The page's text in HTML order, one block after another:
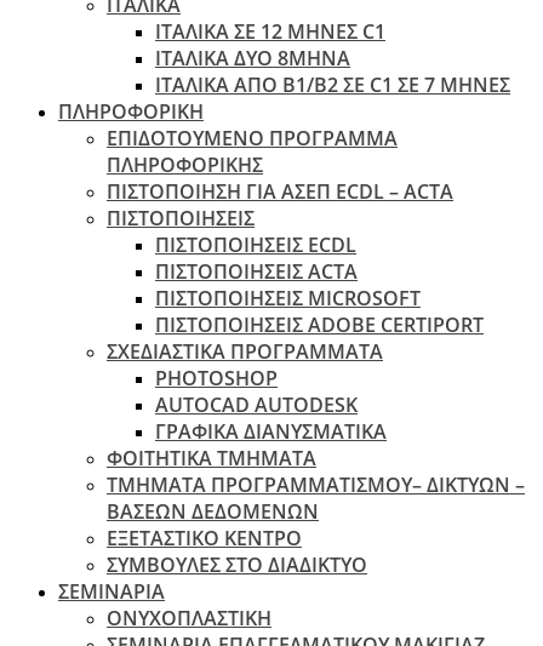
ΙΤΑΛΙΚΑ ΣΕ 12 ΜΗΝΕΣ C1
ΙΤΑΛΙΚΑ ΔΥΟ 8ΜΗΝΑ
ΙΤΑΛΙΚΑ ΑΠΌ B1/B2 ΣΕ C1 ΣΕ 7 ΜΉΝΕΣ
ΠΛΗΡΟΦΟΡΙΚΗ
ΕΠΙΔΟΤΟΥΜΕΝΟ ΠΡΟΓΡΑΜΜΑ
ΠΛΗΡΟΦΟΡΙΚΗΣ
ΠIΣΤΟΠΟΙΗΣΗ ΓΙΑ ΑΣΕΠ ECDL – ACTA
ΠΙΣΤΟΠΟΙΗΣΕΙΣ
ΠΙΣΤΟΠΟΙΗΣΕΙΣ ECDL
ΠΙΣΤΟΠΟΙΗΣΕΙΣ ACTA
ΠΙΣΤΟΠΟΙΗΣΕΙΣ MICROSOFT
ΠΙΣΤΟΠΟΙΗΣΕΙΣ ADOBE CERTIPORT
ΣΧΕΔΙΑΣΤΙΚΑ ΠΡΟΓΡΑΜΜΑΤΑ
PHOTOSHOP
AUTOCAD AUTODESK
ΓΡΑΦΙΚΑ ΔΙΑΝΥΣΜΑΤΙΚΑ
ΦΟΙΤΗΤΙΚΑ ΤΜΗΜΑΤΑ
ΤΜΗΜΑΤΑ ΠΡΟΓΡΑΜΜΑΤΙΣΜΟΥ– ΔΙΚΤΥΩΝ –
ΒΑΣΕΩΝ ΔΕΔΟΜΕΝΩΝ
ΕΞΕΤΑΣΤΙΚΟ ΚΕΝΤΡΟ
ΣΥΜΒΟΥΛΕΣ ΣΤΟ ΔΙΑΔΙΚΤΥΟ
ΣΕΜΙΝΑΡΙΑ
ΟΝΥΧΟΠΛΑΣΤΙΚΗ